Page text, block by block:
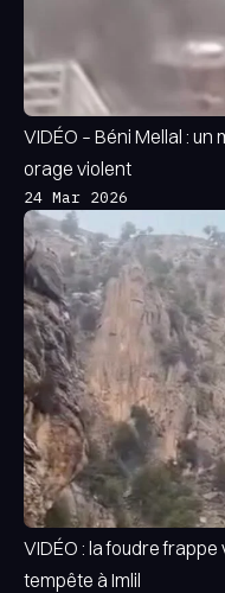
VIDÉO – Béni Mellal :
orage violent
24 Mar 2026
VIDÉO : la foudre
tempête à Imlil